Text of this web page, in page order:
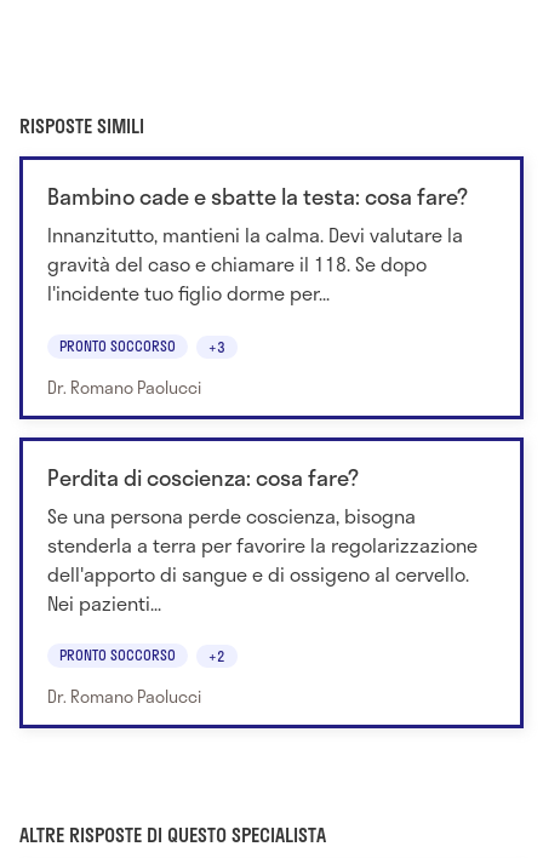
RISPOSTE SIMILI
Bambino cade e sbatte la testa: cosa fare?
Innanzitutto, mantieni la calma. Devi valutare la
gravità del caso e chiamare il 118. Se dopo
l'incidente tuo figlio dorme per...
PRONTO SOCCORSO +3
Dr. Romano Paolucci
Perdita di coscienza: cosa fare?
Se una persona perde coscienza, bisogna
stenderla a terra per favorire la regolarizzazione
dell'apporto di sangue e di ossigeno al cervello.
Nei pazienti...
PRONTO SOCCORSO +2
Dr. Romano Paolucci
ALTRE RISPOSTE DI QUESTO SPECIALISTA